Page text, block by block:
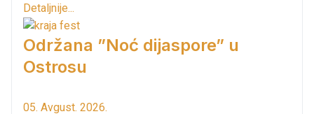
Detaljnije...
Održana ”Noć dijaspore” u
Ostrosu
05. Avgust. 2026.